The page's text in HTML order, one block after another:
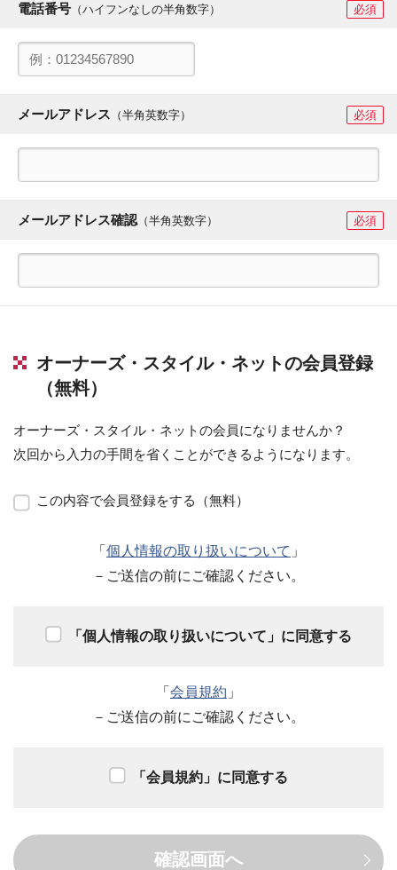
電話番号 （ハイフンなしの半角数字） 必須
メールアドレス （半角英数字） 必須
メールアドレス確認（半角英数字） 必須
オーナーズ・スタイル・ネットの会員登録
（無料）
オーナーズ・スタイル・ネットの会員になりませんか？
次回から入力の手間を省くことができるようになります。
この内容で会員登録をする（無料）
「 個人情報の取り扱いについて 」
－ご送信の前にご確認ください。
「個人情報の取り扱いについて」に同意する
「 会員規約 」
－ご送信の前にご確認ください。
「会員規約」に同意する
確認画面へ